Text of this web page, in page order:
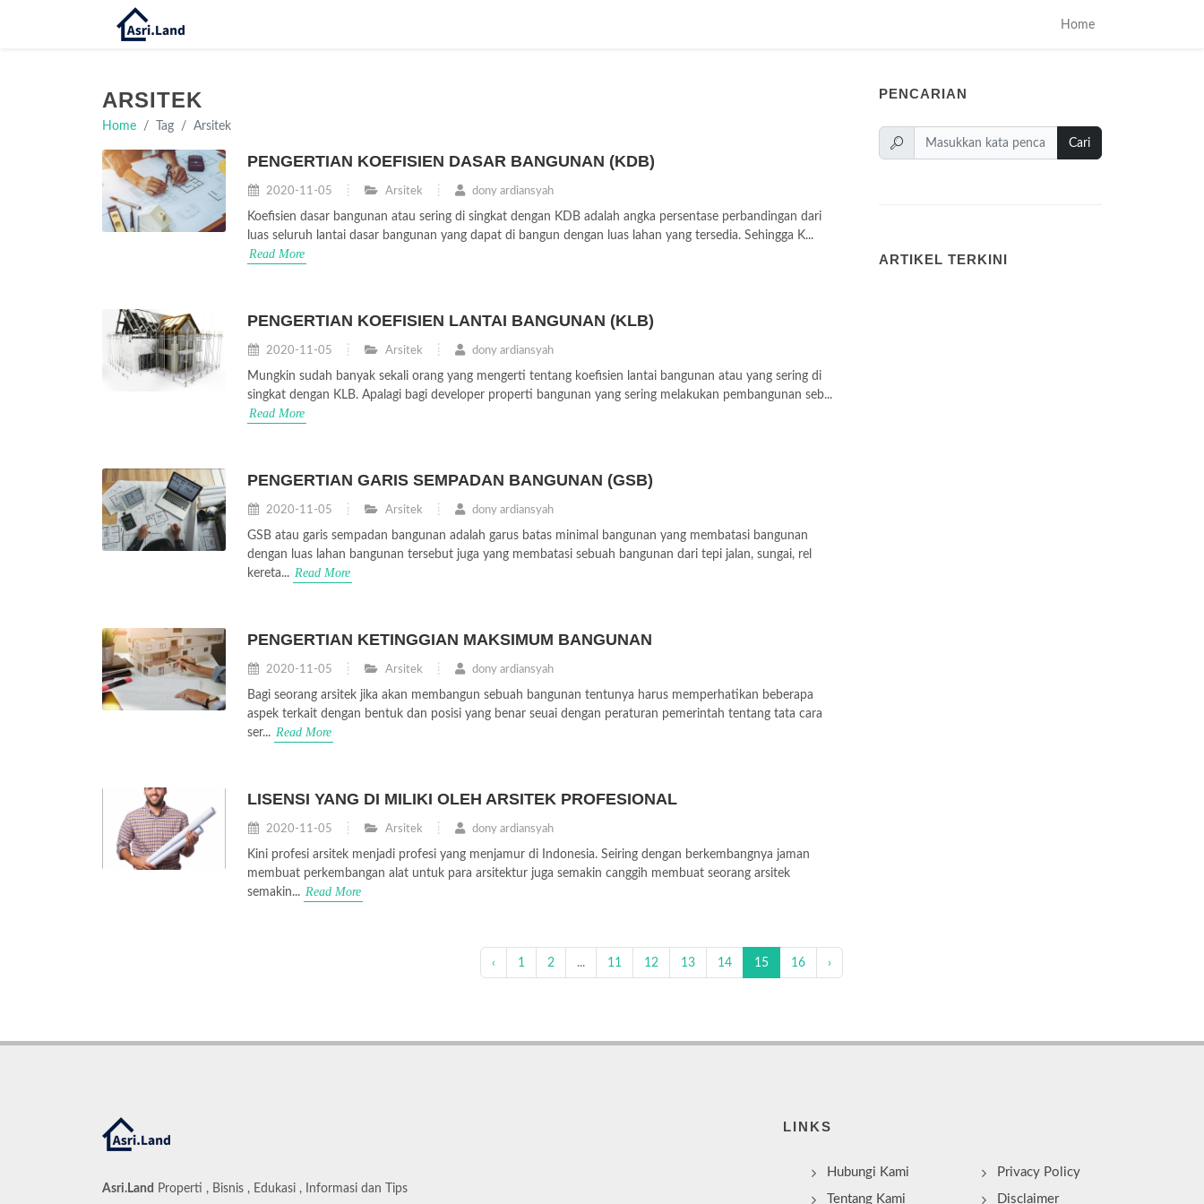
Home
ARSITEK
Home Tag Arsitek
PENGERTIAN KOEFISIEN DASAR BANGUNAN (KDB)
2020-11-05 Arsitek dony ardiansyah
Koefisien dasar bangunan atau sering di singkat dengan KDB adalah angka persentase perbandingan dari
luas seluruh lantai dasar bangunan yang dapat di bangun dengan luas lahan yang tersedia. Sehingga K...
Read More
PENGERTIAN KOEFISIEN LANTAI BANGUNAN (KLB)
2020-11-05 Arsitek dony ardiansyah
Mungkin sudah banyak sekali orang yang mengerti tentang koefisien lantai bangunan atau yang sering di
singkat dengan KLB. Apalagi bagi developer properti bangunan yang sering melakukan pembangunan seb...
Read More
PENGERTIAN GARIS SEMPADAN BANGUNAN (GSB)
2020-11-05 Arsitek dony ardiansyah
GSB atau garis sempadan bangunan adalah garus batas minimal bangunan yang membatasi bangunan
dengan luas lahan bangunan tersebut juga yang membatasi sebuah bangunan dari tepi jalan, sungai, rel
kereta... Read More
PENGERTIAN KETINGGIAN MAKSIMUM BANGUNAN
2020-11-05 Arsitek dony ardiansyah
Bagi seorang arsitek jika akan membangun sebuah bangunan tentunya harus memperhatikan beberapa
aspek terkait dengan bentuk dan posisi yang benar seuai dengan peraturan pemerintah tentang tata cara
ser... Read More
LISENSI YANG DI MILIKI OLEH ARSITEK PROFESIONAL
2020-11-05 Arsitek dony ardiansyah
Kini profesi arsitek menjadi profesi yang menjamur di Indonesia. Seiring dengan berkembangnya jaman
membuat perkembangan alat untuk para arsitektur juga semakin canggih membuat seorang arsitek
semakin... Read More
‹ 1 2 ... 11 12 13 14 15 16 ›
PENCARIAN
Cari
ARTIKEL TERKINI
Asri.Land Properti , Bisnis , Edukasi , Informasi dan Tips
LINKS
Hubungi Kami
Tentang Kami
Privacy Policy
Disclaimer